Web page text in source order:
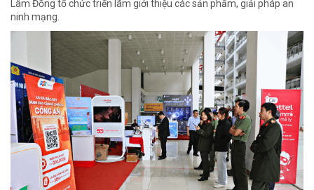
Lâm Đồng tổ chức triển lãm giới thiệu các sản phẩm, giải pháp an
ninh mạng.